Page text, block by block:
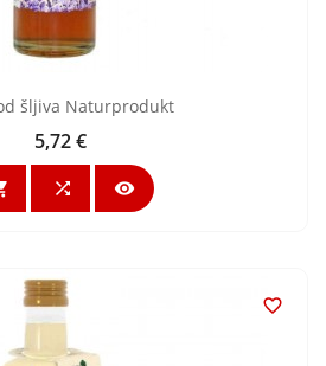
šljiva Naturprodukt
Cijena
5,72 €
 
